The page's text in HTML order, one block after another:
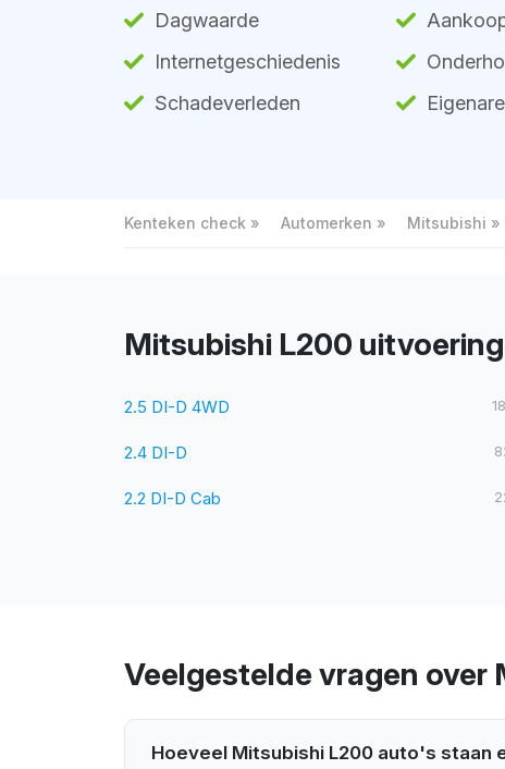
Dagwaarde
Internetgeschiedenis
Schadeverleden
Kenteken check Automerken Mitsubishi
Mitsubishi L200
2.5 DI-D 4WD
2.4 DI-D
2.2 DI-D Cab
Veelgestelde vragen over
Hoeveel Mitsubishi L200 auto's staan